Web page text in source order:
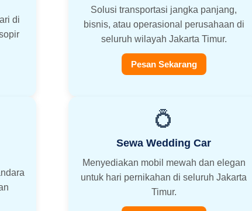
di
Solusi transportasi jangka panjang,
bisnis, atau operasional perusahaan di
seluruh wilayah Jakarta Timur.
Pesan Sekarang
💍
Sewa Wedding Car
Menyediakan mobil mewah dan elegan
untuk hari pernikahan di seluruh Jakarta
Timur.